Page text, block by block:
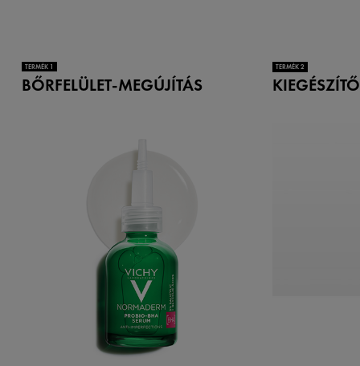
TERMÉK 1
BŐRFELÜLET-MEGÚJÍTÁS
TERMÉK 2